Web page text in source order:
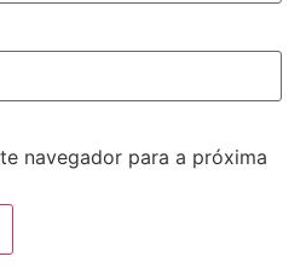
navegador para a próxima